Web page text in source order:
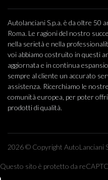
Autolanciani S.p.a. è da oltre 50
Roma. Le ragioni del nostro
nella serietà e nella
voi abbiamo costruito in questi
aggiornata e in continua
sempre al cliente un accurato
assistenza. Ricerchiamo le
comunità europea, per poter
prodotti di qualità.
2026 © Copyright AutoLanciani
Questo sito è protetto da